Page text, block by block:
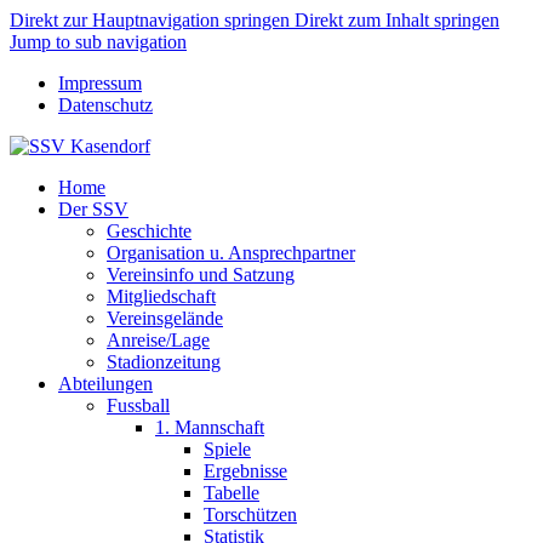
Direkt zur Hauptnavigation springen Direkt zum Inhalt springen
Jump to sub navigation
Impressum
Datenschutz
Home
Der SSV
Geschichte
Organisation u. Ansprechpartner
Vereinsinfo und Satzung
Mitgliedschaft
Vereinsgelände
Anreise/Lage
Stadionzeitung
Abteilungen
Fussball
1. Mannschaft
Spiele
Ergebnisse
Tabelle
Torschützen
Statistik